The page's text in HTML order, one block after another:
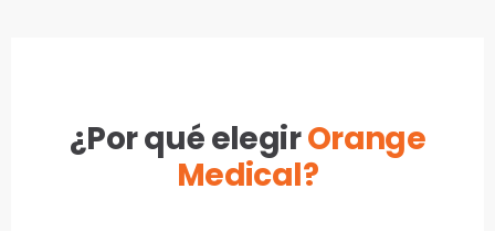
¿Por qué elegirOrange
Medical?